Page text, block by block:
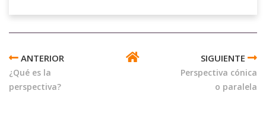
TRANSVERSALES
DE
¿Qué es la
perspectiva?
Perspectiva cónica
o paralela